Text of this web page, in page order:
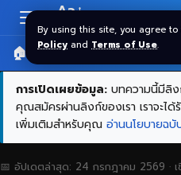
By using this site, you agree to
Policy and Terms of Use.
Resizer
Aa
🏠 หน้าแรก ราคาทอง SPDR
การเปิดเผยข้อมูล: บทความนี้มีลิ
คุณสมัครผ่านลิงก์ของเรา เราจะไ
เพิ่มเติมสำหรับคุณ อ่านนโยบายฉบั
📅 อัปเดตล่าสุด: 24 กรกฎาคม 2569 ·